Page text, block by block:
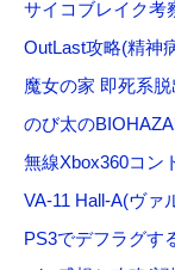
サイコブレイク考
OutLast攻略(精神
魔女の家 即死系脱
のび太の
無線Xbox360コン
VA-11 Hall-A(ヴァ
PS3でデフラグす